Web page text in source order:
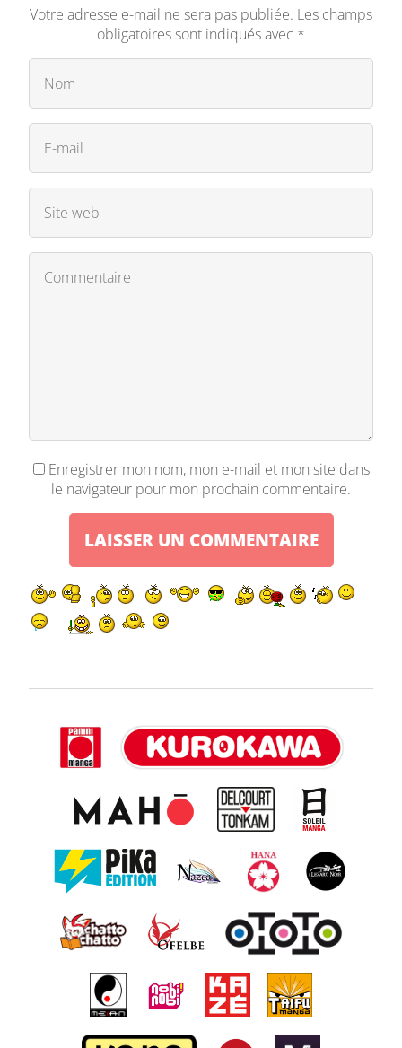
Votre adresse e-mail ne sera pas publiée. Les champs
obligatoires sont indiqués avec *
Enregistrer mon nom, mon e-mail et mon site dans
le navigateur pour mon prochain commentaire.